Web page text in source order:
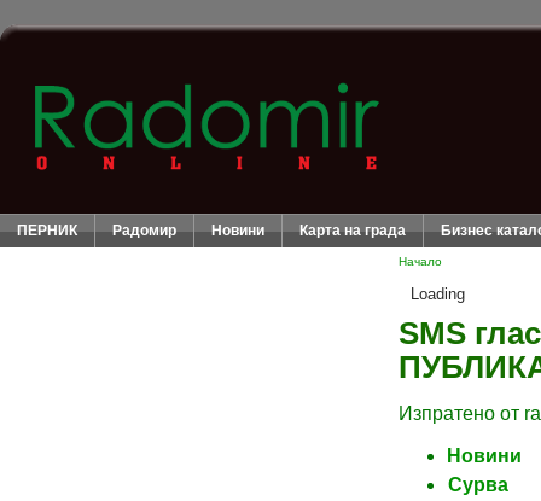
ПЕРНИК Радомир Новини Карта на града Бизнес
Начало
Loading
SMS
Изпратено от
Новини
Сурва